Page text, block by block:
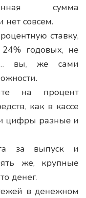
сумма
нет совсем.
ставку,
годовых, не
вы, же сами
на процент
как в кассе
цифры разные и
за выпуск и
же, крупные
денег.
в денежном